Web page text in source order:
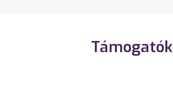
Támogatók